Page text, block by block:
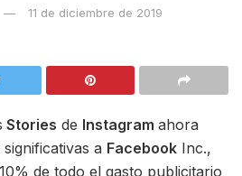
11 de diciembre de 2019
Stories de Instagram ahora
a Facebook Inc.,
de todo el gasto publicitario